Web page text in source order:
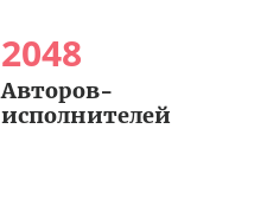
2048
Авторов-
исполнителей